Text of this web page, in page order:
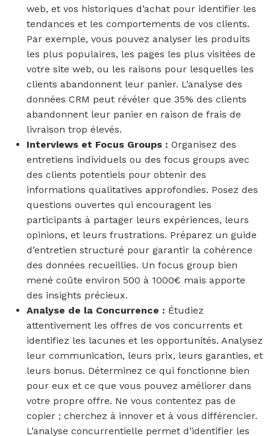
web, et vos historiques d’achat pour identifier les
tendances et les comportements de vos clients.
Par exemple, vous pouvez analyser les produits
les plus populaires, les pages les plus visitées de
votre site web, ou les raisons pour lesquelles les
clients abandonnent leur panier. L’analyse des
données CRM peut révéler que 35% des clients
abandonnent leur panier en raison de frais de
livraison trop élevés.
Interviews et Focus Groups : Organisez des
entretiens individuels ou des focus groups avec
des clients potentiels pour obtenir des
informations qualitatives approfondies. Posez des
questions ouvertes qui encouragent les
participants à partager leurs expériences, leurs
opinions, et leurs frustrations. Préparez un guide
d’entretien structuré pour garantir la cohérence
des données recueillies. Un focus group bien
mené coûte environ 500 à 1000€ mais apporte
des insights précieux.
Analyse de la Concurrence : Étudiez
attentivement les offres de vos concurrents et
identifiez les lacunes et les opportunités. Analysez
leur communication, leurs prix, leurs garanties, et
leurs bonus. Déterminez ce qui fonctionne bien
pour eux et ce que vous pouvez améliorer dans
votre propre offre. Ne vous contentez pas de
copier ; cherchez à innover et à vous différencier.
L’analyse concurrentielle permet d’identifier les